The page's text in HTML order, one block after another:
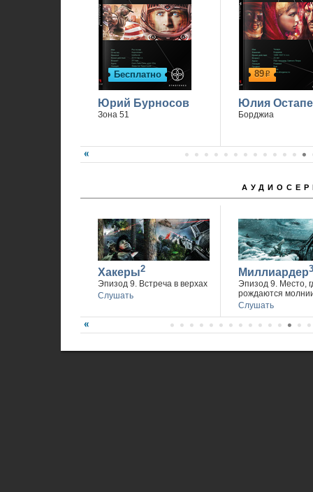
Бесплатно
Юрий Бурносов
Зона 51
89р
Юлия
Борджиа
Хакеры2
Эпизод 9. Встреча в верхах
Слушать
Миллиардер3
Эпизод 9. Место,
рождаются
Слушать